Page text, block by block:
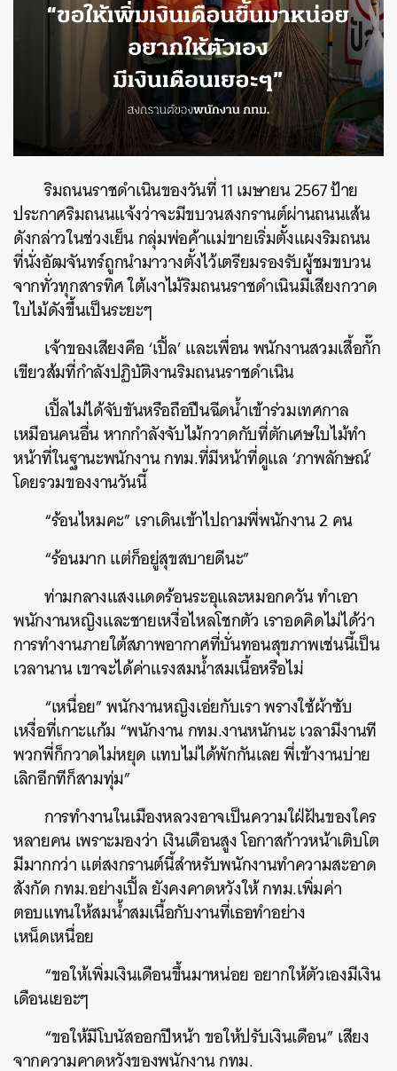
ริมถนนราชดำเนินของวันที่ 11 เมษายน 2567 ป้าย
ประกาศริมถนนแจ้งว่าจะมีขบวนสงกรานต์ผ่านถนนเส้น
ดังกล่าวในช่วงเย็น กลุ่มพ่อค้าแม่ขายเริ่มตั้งแผงริมถนน
ที่นั่งอัฒจันทร์ถูกนำมาวางตั้งไว้เตรียมรองรับผู้ชมขบวน
จากทั่วทุกสารทิศ ใต้เงาไม้ริมถนนราชดำเนินมีเสียงกวาด
ใบไม้ดังขึ้นเป็นระยะๆ
เจ้าของเสียงคือ ‘เปิ้ล’ และเพื่อน พนักงานสวมเสื้อกั๊ก
เขียวส้มที่กำลังปฏิบัติงานริมถนนราชดำเนิน
เปิ้ลไม่ได้จับขันหรือถือปืนฉีดน้ำเข้าร่วมเทศกาล
เหมือนคนอื่น หากกำลังจับไม้กวาดกับที่ตักเศษใบไม้ทำ
หน้าที่ในฐานะพนักงาน กทม.ที่มีหน้าที่ดูแล ‘ภาพลักษณ์’
โดยรวมของงานวันนี้
“ร้อนไหมคะ” เราเดินเข้าไปถามพี่พนักงาน 2 คน
“ร้อนมาก แต่ก็อยู่สุขสบายดีนะ”
ท่ามกลางแสงแดดร้อนระอุและหมอกควัน ทำเอา
พนักงานหญิงและชายเหงื่อไหลโชกตัว เราอดคิดไม่ได้ว่า
การทำงานภายใต้สภาพอากาศที่บั่นทอนสุขภาพเช่นนี้เป็น
เวลานาน เขาจะได้ค่าแรงสมน้ำสมเนื้อหรือไม่
“เหนื่อย” พนักงานหญิงเอ่ยกับเรา พรางใช้ผ้าซับ
เหงื่อที่เกาะแก้ม “พนักงาน กทม.งานหนักนะ เวลามีงานที
พวกพี่ก็กวาดไม่หยุด แทบไม่ได้พักกันเลย พี่เข้างานบ่าย
เลิกอีกทีก็สามทุ่ม”
การทำงานในเมืองหลวงอาจเป็นความใฝ่ฝันของใคร
หลายคน เพราะมองว่า เงินเดือนสูง โอกาสก้าวหน้าเติบโต
มีมากกว่า แต่สงกรานต์นี้สำหรับพนักงานทำความสะอาด
สังกัด กทม.อย่างเปิ้ล ยังคงคาดหวังให้ กทม.เพิ่มค่า
ตอบแทนให้สมน้ำสมเนื้อกับงานที่เธอทำอย่าง
เหน็ดเหนื่อย
“ขอให้เพิ่มเงินเดือนขึ้นมาหน่อย อยากให้ตัวเองมีเงิน
เดือนเยอะๆ
“ขอให้มีโบนัสออกปีหน้า ขอให้ปรับเงินเดือน” เสียง
จากความคาดหวังของพนักงาน กทม.